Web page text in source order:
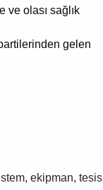
ve olası sağlık
gelen
ekipman, tesis